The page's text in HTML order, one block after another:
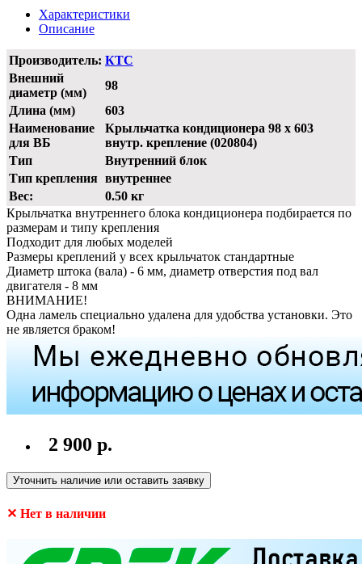
Характеристики
Описание
Производитель: КТС
Внешний
диаметр (мм)
98
Длина (мм)
603
Наименование
для ВБ
Крыльчатка кондиционера 98 x 603
внутр. крепление (020804)
Тип
Внутренний блок
Тип крепления внутреннее
Вес:
0.50 кг
Крыльчатка внутреннего блока кондиционера подбирается по
размерам и типу крепления
Подходит для любых моделей
Размеры креплений у всех крыльчаток стандартные
Диаметр штока (вала) - 6 мм, диаметр отверстия под вал
двигателя - 8 мм
ВНИМАНИЕ!
Одна ламель специально удалена для удобства установки. Это
не является браком!
2 900 р.
Уточнить наличие или оставить заявку
✕ Нет в наличии